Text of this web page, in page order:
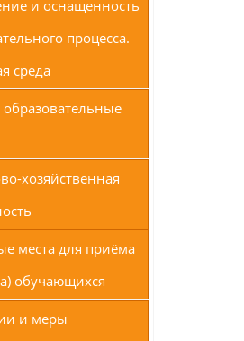
и оснащенность
процесса.
среда
хозяйственная
места для приёма
обучающихся
и меры